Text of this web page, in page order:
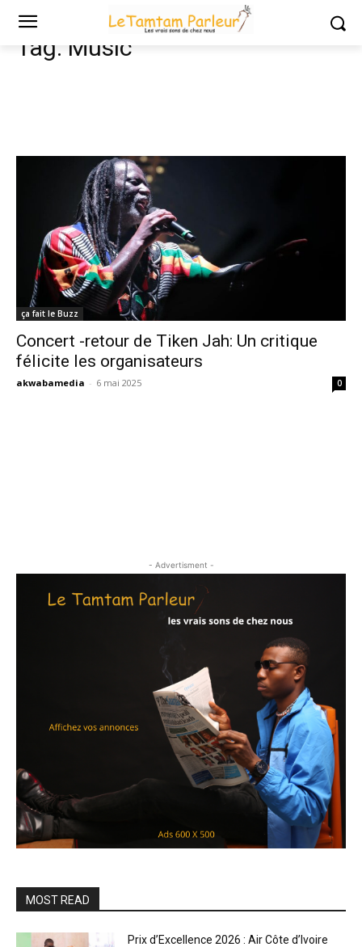
Tags
Tag: Music
ça fait le Buzz
Concert -retour de Tiken Jah: Un critique
félicite les organisateurs
akwabamedia - 6 mai 2025 0
- Advertisment -
MOST READ
Prix d’Excellence 2026 : Air Côte d’Ivoire